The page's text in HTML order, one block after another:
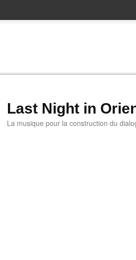
Last Night in
La musique pour la construction du